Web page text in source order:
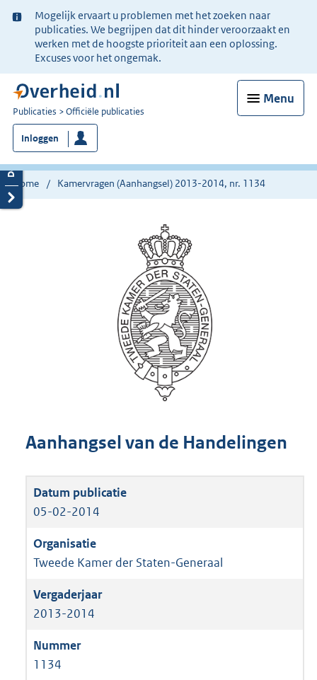
Ter
informatie:
Mogelijk ervaart u problemen met het zoeken naar
publicaties. We begrijpen dat dit hinder veroorzaakt en
werken met de hoogste prioriteit aan een oplossing.
Excuses voor het ongemak.
Menu
U
bent
nu
hier:
Publicaties Officiële publicaties
Inloggen
Home Kamervragen (Aanhangsel) 2013-2014, nr. 1134
Aanhangsel van de Handelingen
05-02-2014
Tweede Kamer der Staten-Generaal
2013-2014
1134